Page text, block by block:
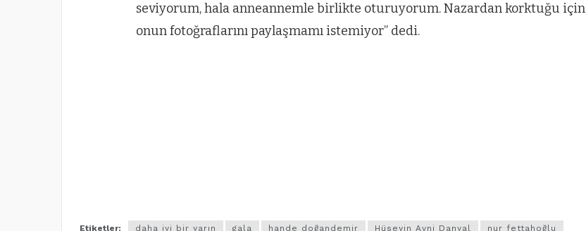
seviyorum, hala anneannemle birlikte oturuyorum. Nazardan korktuğu için
onun fotoğraflarını paylaşmamı istemiyor” dedi.
Etiketler: daha iyi bir yarın gala hande doğandemir Hüseyin Avni Danyal
nur fettahoğlu